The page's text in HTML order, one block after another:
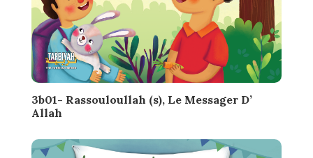
3b01- Rassouloullah (s), Le Messager D’
Allah